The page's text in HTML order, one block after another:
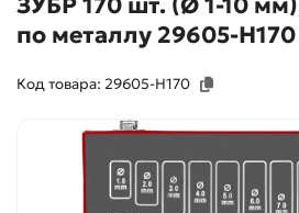
по металлу 29605-H170
Код товара: 29605-H170